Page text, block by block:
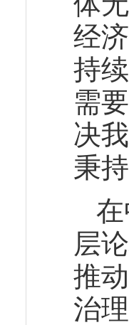
经
持
需
决
秉
层
推
治